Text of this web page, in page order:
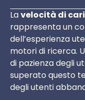
Lavelocità di
rappresenta un
dell’esperienza
motori di ricerca.
di pazienza degli
superato questo
degli utenti